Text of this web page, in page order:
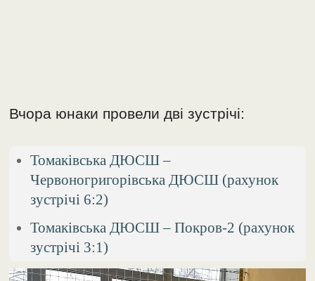
Вчора юнаки провели дві зустрічі:
Томаківська ДЮСШ –
Червоногригорівська ДЮСШ (рахунок
зустрічі 6:2)
Томаківська ДЮСШ – Покров-2 (рахунок
зустрічі 3:1)